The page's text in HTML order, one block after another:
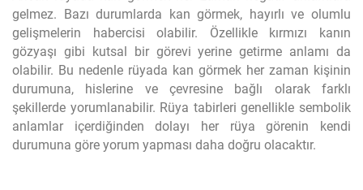
gelmez. Bazı durumlarda kan görmek, hayırlı ve olumlu
gelişmelerin habercisi olabilir. Özellikle kırmızı kanın
gözyaşı gibi kutsal bir görevi yerine getirme anlamı da
olabilir. Bu nedenle rüyada kan görmek her zaman kişinin
durumuna, hislerine ve çevresine bağlı olarak farklı
şekillerde yorumlanabilir. Rüya tabirleri genellikle sembolik
anlamlar içerdiğinden dolayı her rüya görenin kendi
durumuna göre yorum yapması daha doğru olacaktır.